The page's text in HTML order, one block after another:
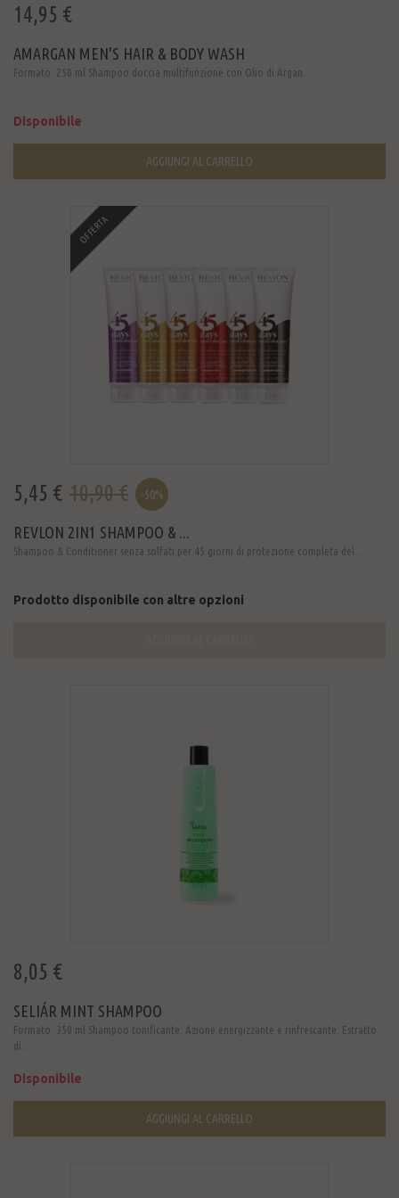
14,95 €
AMARGAN MEN'S HAIR & BODY WASH
Formato: 250 ml Shampoo doccia multifunzione con Olio di Argan.
Disponibile
AGGIUNGI AL CARRELLO
OFFERTA
5,45 € 10,90 € -50%
REVLON 2IN1 SHAMPOO & ...
Shampoo & Conditioner senza solfati per 45 giorni di protezione completa del ...
Prodotto disponibile con altre opzioni
8,05 €
SELIÁR MINT SHAMPOO
Formato: 350 ml Shampoo tonificante. Azione energizzante e rinfrescante. Estratto
di ...
Disponibile
AGGIUNGI AL CARRELLO